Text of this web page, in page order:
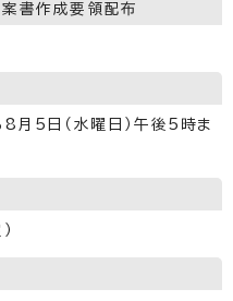
書作成要領配布
月5日（水曜日）午後5時ま